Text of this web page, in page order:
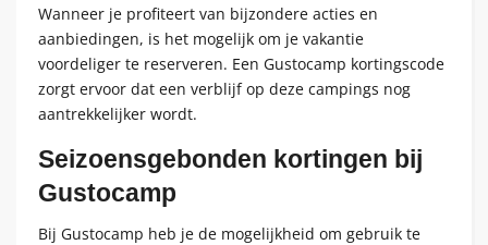
Wanneer je profiteert van bijzondere acties en
aanbiedingen, is het mogelijk om je vakantie
voordeliger te reserveren. Een Gustocamp kortingscode
zorgt ervoor dat een verblijf op deze campings nog
aantrekkelijker wordt.
Seizoensgebonden kortingen bij
Gustocamp
Bij Gustocamp heb je de mogelijkheid om gebruik te